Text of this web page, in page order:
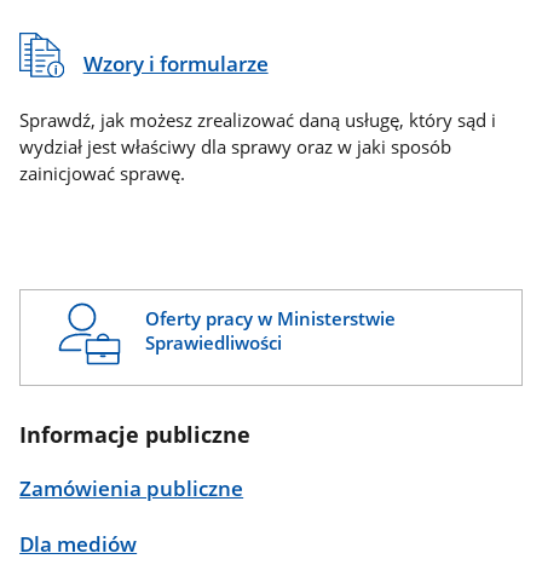
Wzory i formularze
Sprawdź, jak możesz zrealizować daną usługę, który sąd i
wydział jest właściwy dla sprawy oraz w jaki sposób
zainicjować sprawę.
Oferty pracy w Ministerstwie
Sprawiedliwości
Informacje publiczne
Zamówienia publiczne
Dla mediów